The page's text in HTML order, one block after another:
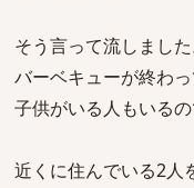
そう言って流しました
バーベキューが終わ
子供がいる人もいる
近くに住んでいる2人